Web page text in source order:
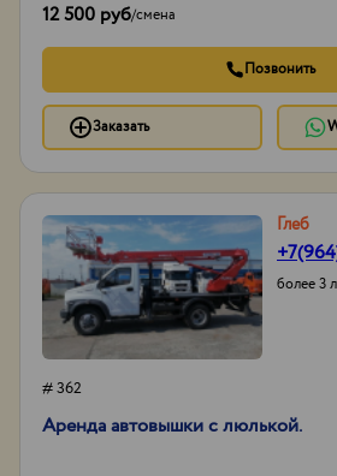
12 500 руб/смена
Позвонить
Заказать
Глеб
более 3
# 362
Аренда автовышки с люлькой.